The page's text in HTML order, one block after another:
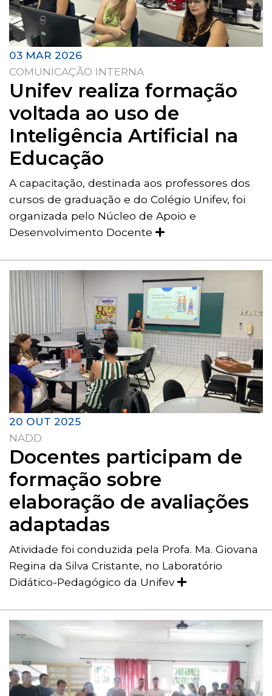
03 MAR 2026
COMUNICAÇÃO INTERNA
Unifev realiza formação
voltada ao uso de
Inteligência Artificial na
Educação
A capacitação, destinada aos professores dos
cursos de graduação e do Colégio Unifev, foi
organizada pelo Núcleo de Apoio e
Desenvolvimento Docente
20 OUT 2025
NADD
Docentes participam de
formação sobre
elaboração de avaliações
adaptadas
Atividade foi conduzida pela Profa. Ma. Giovana
Regina da Silva Cristante, no Laboratório
Didático-Pedagógico da Unifev